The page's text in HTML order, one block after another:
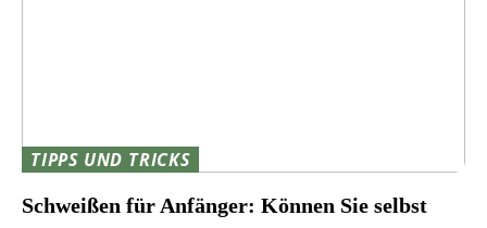
TIPPS UND TRICKS
Schweißen für Anfänger: Können Sie selbst